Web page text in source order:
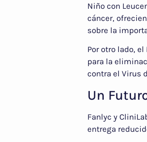
Niño con
cáncer,
sobre la
Por otro lado,
para la
contra el Virus
Un
Fanlyc y
entrega